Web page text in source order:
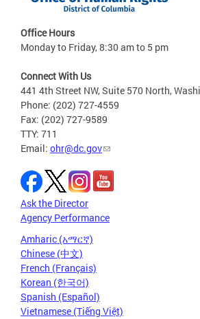
Office Hours
Monday to Friday, 8:30 am to 5 pm
Connect With Us
441 4th Street NW, Suite 570 North,
Phone: (202) 727-4559
Fax: (202) 727-9589
TTY: 711
Email: ohr@dc.gov
Ask the Director
Agency Performance
Amharic (አማርኛ)
Chinese (中文)
French (Français)
Korean (한국어)
Spanish (Español)
Vietnamese (Tiếng Việt)